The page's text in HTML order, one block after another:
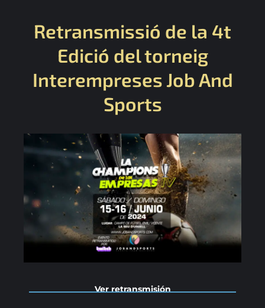
Retransmissió de la 4t
Edició del torneig
Interempreses Job And
Sports
Ver retransmisión